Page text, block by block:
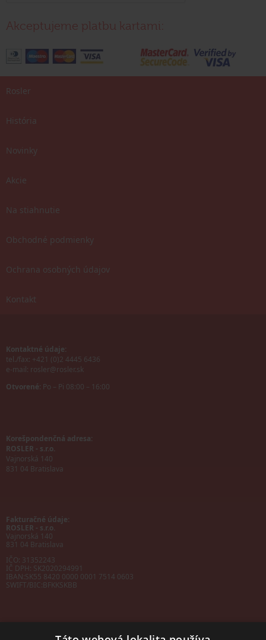
Akceptujeme platbu kartami:
Rosler
História
Novinky
Akcie
Na stiahnutie
Obchodné podmienky
Ochrana osobných údajov
Kontakt
Kontaktné údaje:
tel./fax: +421 (0)2 4445 6436
e-mail: rosler@rosler.sk
Otvorené: Po – Pi 08:00 – 16:00
Korešpondenčná adresa:
ROSLER - s.r.o.
Vajnorská 140
831 04 Bratislava
Fakturačné údaje:
ROSLER - s.r.o.
Vajnorská 140
831 04 Bratislava
IČO: 31352243
IČ DPH: SK2020294991
IBAN:SK55 8420 0000 0001 7514 0603
SWIFT/BIC:BFKKSKBB